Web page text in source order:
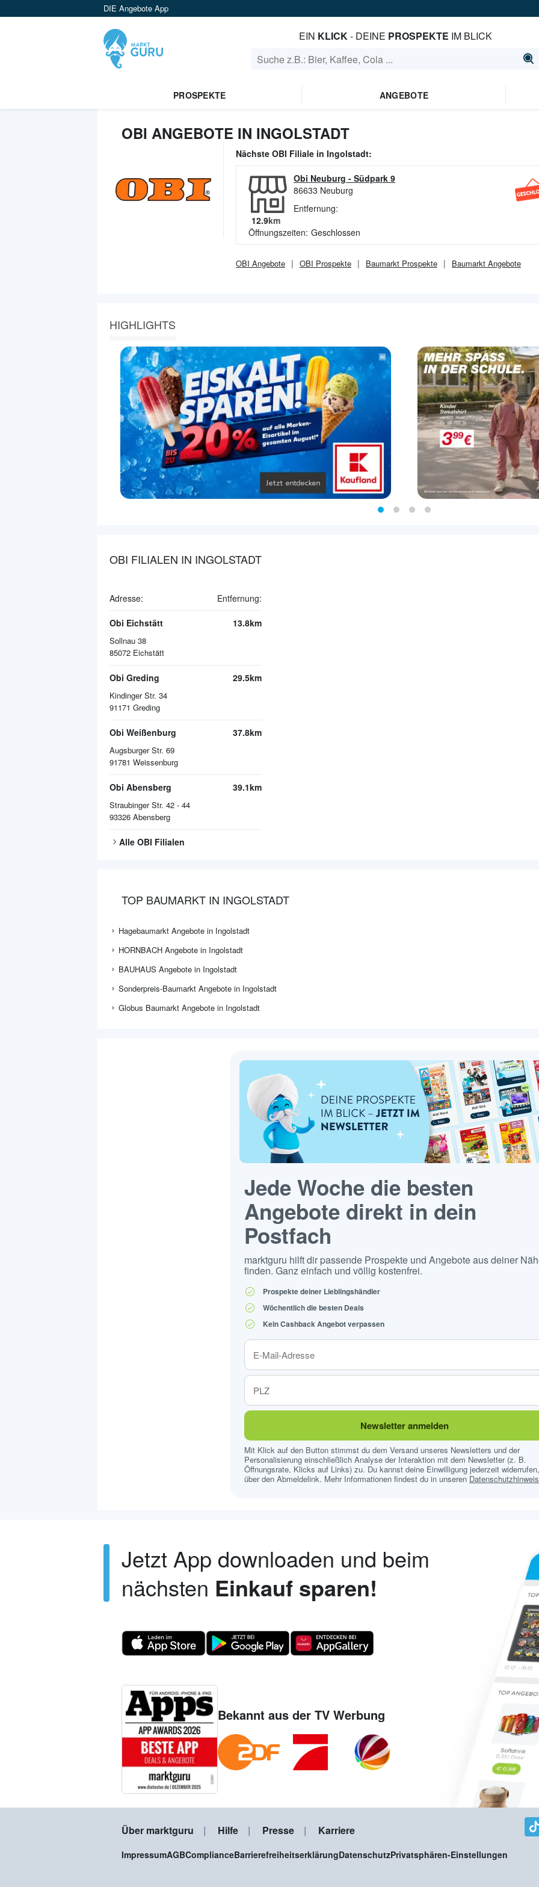
DIE Angebote App
EIN KLICK- DEINE PROSPEKTE IM BLICK
PROSPEKTE ANGEBOTE
OBI ANGEBOTE IN INGOLSTADT
Nächste OBI Filiale in Ingolstadt:
Obi Neuburg - Südpark 9
86633 Neuburg
Entfernung:
12.9km
Öffnungszeiten: Geschlossen
OBI Angebote OBI Prospekte Baumarkt Prospekte Baumarkt Angebote
HIGHLIGHTS
OBI FILIALEN IN INGOLSTADT
Adresse: Entfernung:
Obi Eichstätt
Sollnau 38
85072 Eichstätt
13.8km
Obi Greding
Kindinger Str. 34
91171 Greding
29.5km
Obi Weißenburg
Augsburger Str. 69
91781 Weissenburg
37.8km
Obi Abensberg
Straubinger Str. 42 - 44
93326 Abensberg
39.1km
Alle OBI Filialen
TOP BAUMARKT IN INGOLSTADT
Hagebaumarkt Angebote in Ingolstadt
HORNBACH Angebote in Ingolstadt
BAUHAUS Angebote in Ingolstadt
Sonderpreis-Baumarkt Angebote in Ingolstadt
Globus Baumarkt Angebote in Ingolstadt
Jede Woche die besten
Angebote direkt in dein
Postfach
marktguru hilft dir passende Prospekte und Angebote aus deiner
finden. Ganz einfach und völlig kostenfrei.
Prospekte deiner Lieblingshändler
Wöchentlich die besten Deals
Kein Cashback Angebot verpassen
Newsletter anmelden
Mit Klick auf den Button stimmst du dem Versand unseres Newsletters und der
Personalisierung einschließlich Analyse der Interaktion mit dem Newsletter (z. B.
Öffnungsrate, Klicks auf Links) zu. Du kannst deine Einwilligung jederzeit
über den Abmeldelink. Mehr Informationen findest du in unseren
Jetzt App downloaden und beim
nächsten Einkauf sparen!
Bekannt aus der TV Werbung
Über marktguru Hilfe Presse Karriere
ImpressumAGBComplianceBarrierefreiheitserklärungDatenschutzPrivatsphären-Einstellungen